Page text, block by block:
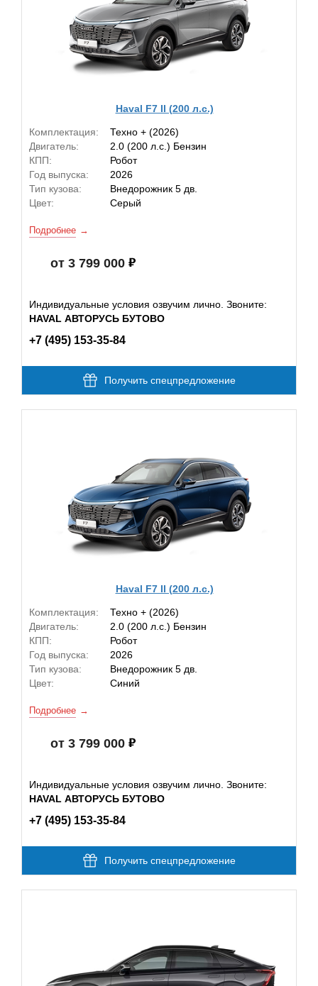
Haval F7 II (200 л.с.)
Комплектация:
Техно + (2026)
Двигатель:
2.0 (200 л.с.) Бензин
КПП:
Робот
Год выпуска:
2026
Тип кузова:
Внедорожник 5 дв.
Цвет:
Серый
Подробнее
от 3 799 000
Индивидуальные условия озвучим лично. Звоните:
HAVAL АВТОРУСЬ БУТОВО
+7 (495) 153-35-84
Получить спецпредложение
Haval F7 II (200 л.с.)
Комплектация:
Техно + (2026)
Двигатель:
2.0 (200 л.с.) Бензин
КПП:
Робот
Год выпуска:
2026
Тип кузова:
Внедорожник 5 дв.
Цвет:
Синий
Подробнее
от 3 799 000
Индивидуальные условия озвучим лично. Звоните:
HAVAL АВТОРУСЬ БУТОВО
+7 (495) 153-35-84
Получить спецпредложение